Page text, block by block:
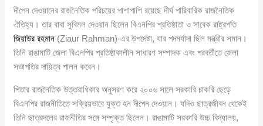
দীপেন দেওয়ানের রাজনৈতিক পরিচয়ের পাশাপাশি রয়েছে দীর্ঘ পারিবারিক রাজনৈতিক
ঐতিহ্য। তার বাবা সুবিমল দেওয়ান ছিলেন বিএনপির প্রতিষ্ঠাতা ও সাবেক রাষ্ট্রপতি
জিয়াউর রহমান (Ziaur Rahman)-এর উপদেষ্টা, যার পদমর্যাদা ছিল মন্ত্রীর সমান।
তিনি রাঙামাটি জেলা বিএনপির প্রতিষ্ঠাকালীন সাধারণ সম্পাদক এবং পরবর্তীতে জেলা
সভাপতির দায়িত্ব পালন করেন।
পিতার রাজনৈতিক উত্তরাধিকার অনুসরণ করে ২০০৬ সালে সরকারি চাকরি ছেড়ে
বিএনপির রাজনীতিতে সক্রিয়ভাবে যুক্ত হন দীপেন দেওয়ান। যদিও ছাত্রজীবন থেকেই
তিনি ছাত্রদলের রাজনীতির সঙ্গে সম্পৃক্ত ছিলেন। রাঙামাটি সরকারি উচ্চ বিদ্যালয়,